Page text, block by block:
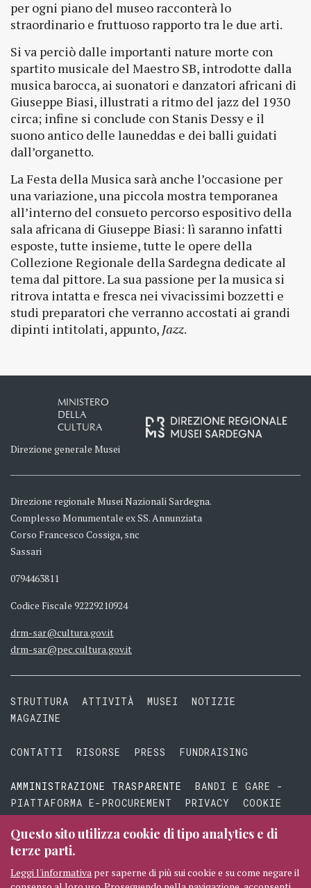
per ogni piano del museo racconterà lo
straordinario e fruttuoso rapporto tra le due arti.
Si va perciò dalle importanti nature morte con
spartito musicale del Maestro SB, introdotte dalla
musica barocca, ai suonatori e danzatori africani di
Giuseppe Biasi, illustrati a ritmo del jazz del 1930
circa; infine si conclude con Stanis Dessy e il
suono antico delle launeddas e dei balli guidati
dall’organetto.
La Festa della Musica sarà anche l’occasione per
una variazione, una piccola mostra temporanea
all’interno del consueto percorso espositivo della
sala africana di Giuseppe Biasi: lì saranno infatti
esposte, tutte insieme, tutte le opere della
Collezione Regionale della Sardegna dedicate al
tema dal pittore. La sua passione per la musica si
ritrova intatta e fresca nei vivacissimi bozzetti e
studi preparatori che verranno accostati ai grandi
dipinti intitolati, appunto, Jazz.
MINISTERO
DELLA
CULTURA
Direzione generale Musei
Direzione regionale Musei Nazionali Sardegna.
Complesso Monumentale ex SS. Annunziata
Corso Francesco Cossiga, snc
Sassari
0794463811
Codice Fiscale 92229210924
drm-sar@cultura.gov.it
drm-sar@pec.cultura.gov.it
STRUTTURA ATTIVITÀ MUSEI
NOTIZIE
MAGAZINE
CONTATTI RISORSE PRESS FUNDRAISING
AMMINISTRAZIONE TRASPARENTE
BANDI E GARE -
PIATTAFORMA E-PROCUREMENT
PRIVACY
COOKIE
TERMINI E CONDIZIONI
Questo sito utilizza cookie di tipo analytics e di
terze parti.
Leggi l'informativa per saperne di più sui cookie e su come negare il